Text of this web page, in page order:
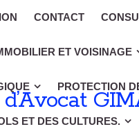
CONTACT
ET VOISINAGE
PROTECTION
ET DES CULTURES.